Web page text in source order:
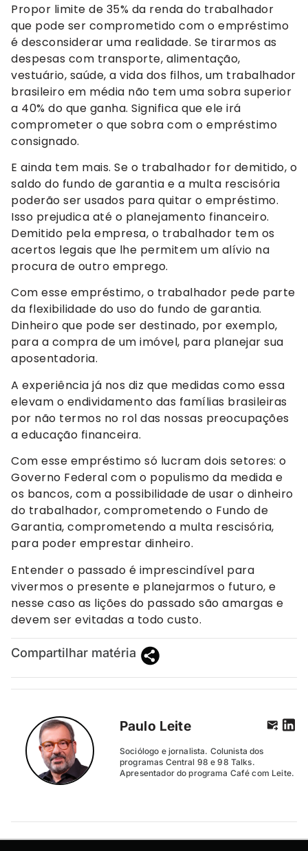
Propor limite de 35% da renda do trabalhador
que pode ser comprometido com o empréstimo
é desconsiderar uma realidade. Se tirarmos as
despesas com transporte, alimentação,
vestuário, saúde, a vida dos filhos, um trabalhador
brasileiro em média não tem uma sobra superior
a 40% do que ganha. Significa que ele irá
comprometer o que sobra com o empréstimo
consignado.
E ainda tem mais. Se o trabalhador for demitido, o
saldo do fundo de garantia e a multa rescisória
poderão ser usados para quitar o empréstimo.
Isso prejudica até o planejamento financeiro.
Demitido pela empresa, o trabalhador tem os
acertos legais que lhe permitem um alívio na
procura de outro emprego.
Com esse empréstimo, o trabalhador pede parte
da flexibilidade do uso do fundo de garantia.
Dinheiro que pode ser destinado, por exemplo,
para a compra de um imóvel, para planejar sua
aposentadoria.
A experiência já nos diz que medidas como essa
elevam o endividamento das famílias brasileiras
por não termos no rol das nossas preocupações
a educação financeira.
Com esse empréstimo só lucram dois setores: o
Governo Federal com o populismo da medida e
os bancos, com a possibilidade de usar o dinheiro
do trabalhador, comprometendo o Fundo de
Garantia, comprometendo a multa rescisória,
para poder emprestar dinheiro.
Entender o passado é imprescindível para
vivermos o presente e planejarmos o futuro, e
nesse caso as lições do passado são amargas e
devem ser evitadas a todo custo.
Compartilhar matéria
Paulo Leite
Sociólogo e jornalista. Colunista dos
programas Central 98 e 98 Talks.
Apresentador do programa Café com Leite.